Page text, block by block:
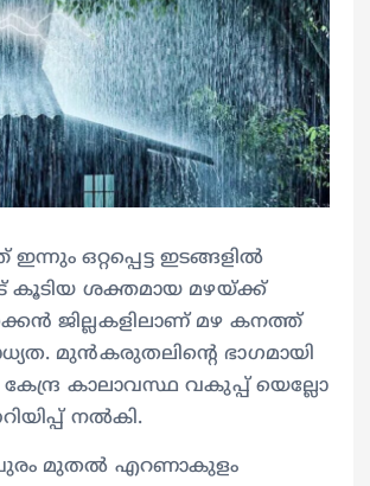
ഒറ്റപ്പെട്ട ഇടങ്ങളിൽ
കൂടിയ ശക്തമായ മഴയ്ക്ക്
ജില്ലകളിലാണ് മഴ കനത്ത്
മുൻകരുതലിന്റെ ഭാഗമായി
കേന്ദ്ര കാലാവസ്ഥ വകുപ്പ് യെല്ലോ
നൽകി.
മുതൽ എറണാകുളം